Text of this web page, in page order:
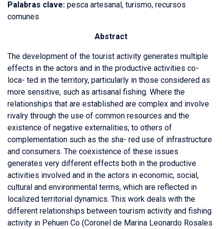
Palabras clave: pesca artesanal, turismo, recursos
comunes
Abstract
The development of the tourist activity generates multiple
effects in the actors and in the productive activities co-
loca- ted in the territory, particularly in those considered as
more sensitive, such as artisanal fishing. Where the
relationships that are established are complex and involve
rivalry through the use of common resources and the
existence of negative externalities; to others of
complementation such as the sha- red use of infrastructure
and consumers. The coexistence of these issues
generates very different effects both in the productive
activities involved and in the actors in economic, social,
cultural and environmental terms, which are reflected in
localized territorial dynamics. This work deals with the
different relationships between tourism activity and fishing
activity in Pehuen Co (Coronel de Marina Leonardo Rosales